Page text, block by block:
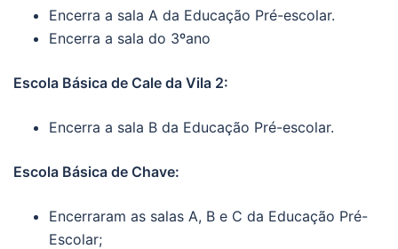
Encerra a sala A da Educação Pré-escolar.
Encerra a sala do 3ºano
Escola Básica de Cale da Vila 2:
Encerra a sala B da Educação Pré-escolar.
Escola Básica de Chave:
Encerraram as salas A, B e C da Educação Pré-
Escolar;